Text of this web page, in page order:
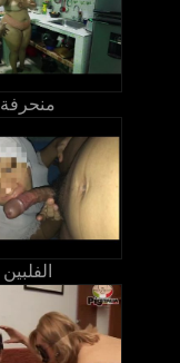
منحرفة
الفلبين